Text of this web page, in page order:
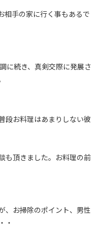
相手の家に行く事もあるで
に続き、真剣交際に発展さ
段お料理はあまりしない彼
も頂きました。お料理の前
、お掃除のポイント、男性
・